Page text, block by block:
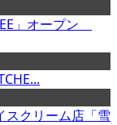
」オープン
スクリーム店「雪